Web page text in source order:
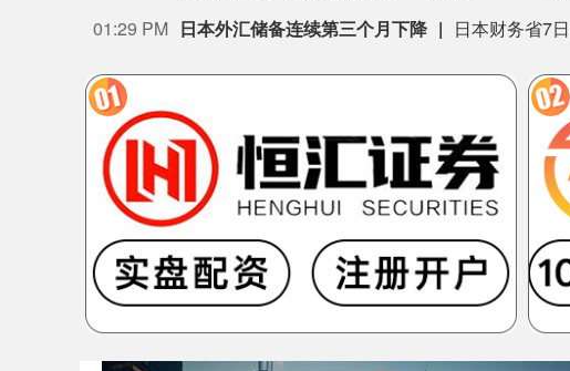
01:29 PM 日本外汇储备连续第三个月下降